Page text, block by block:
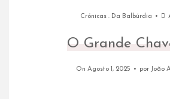
Crónicas. Da Balbúrdia
O Grande
On Agosto 1, 2025 por João